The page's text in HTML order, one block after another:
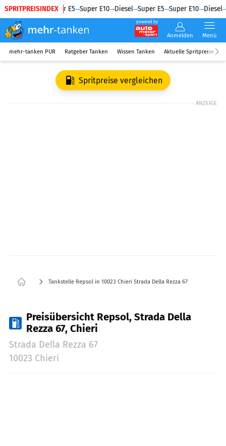
SPRITPREISINDEX
Diesel Super E5 Super E10 Diesel Super E5 Super E10 Diesel
powered by
Anmelden Menü
mehr-tanken PUR Ratgeber Tanken Wissen Tanken Aktuelle Spritpreise
Spritpreise vergleichen
ANZEIGE
Tankstelle Repsol in 10023 Chieri Strada Della Rezza 67
Preisübersicht Repsol, Strada Della
Rezza 67, Chieri
Strada Della Rezza 67
10023 Chieri